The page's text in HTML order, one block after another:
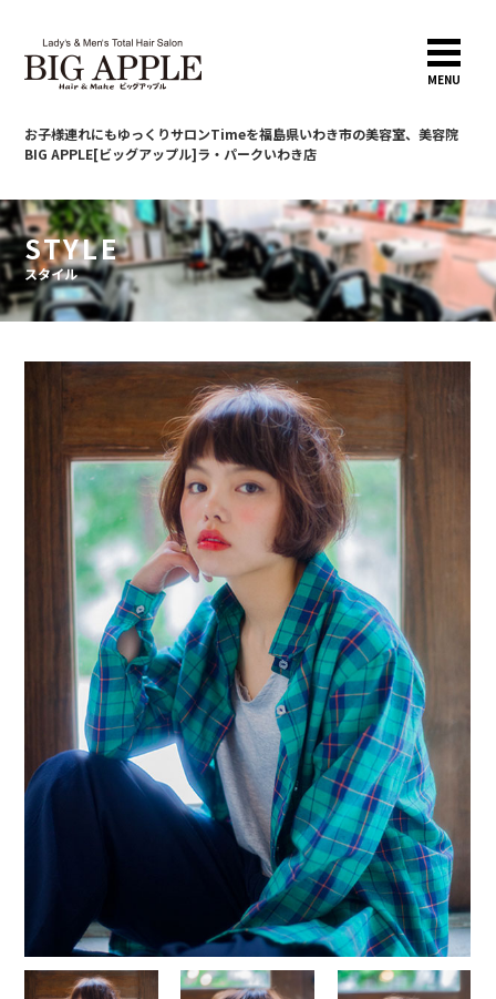
お子様連れにもゆっくりサロンTimeを福島県いわき市の美容室、美容院
BIG APPLE[ビッグアップル]ラ・パークいわき店
MENU
STYLE
スタイル